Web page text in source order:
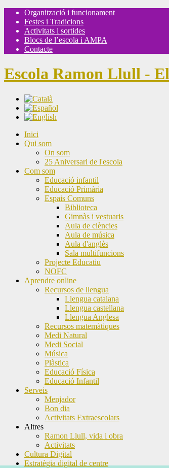
Organització i funcionament
Festes i Tradicions
Activitats i sortides
Blocs de l’escola i AMPA
Contacte
Escola Ramon Llull -
Inici
Qui som
On som
25 Aniversari de l'escola
Com som
Educació infantil
Educació Primària
Espais Comuns
Biblioteca
Gimnàs i vestuaris
Aula de ciències
Aula de música
Aula d'anglès
Sala multifuncions
Projecte Educatiu
NOFC
Aprendre online
Recursos de llengua
Llengua catalana
Llengua castellana
Llengua Anglesa
Recursos matemàtiques
Medi Natural
Medi Social
Música
Plàstica
Educació Física
Educació Infantil
Serveis
Menjador
Bon dia
Activitats Extraescolars
Altres
Ramon Llull, vida i obra
Activitats
Cultura Digital
Estratègia digital de centre